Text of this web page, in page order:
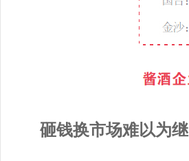
砸钱换市场难以为继